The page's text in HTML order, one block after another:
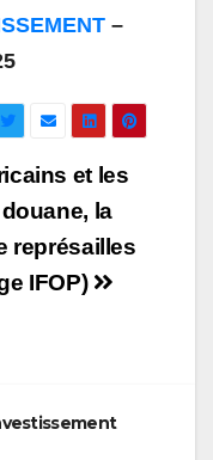
–
et les
la
représailles
IFOP)